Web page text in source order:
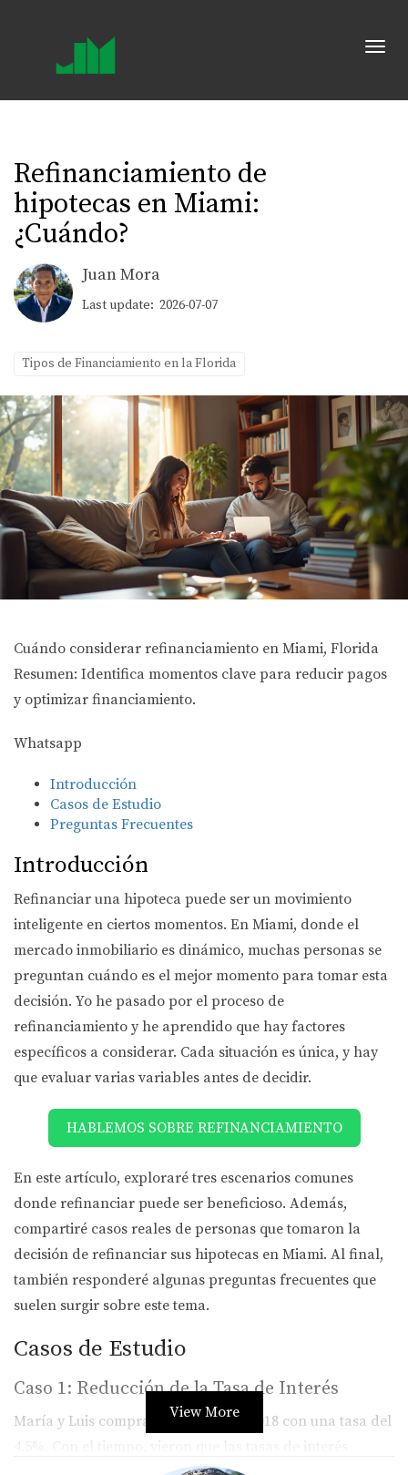
Refinanciamiento de
hipotecas en Miami:
¿Cuándo?
Juan Mora
Last update: 2026-07-07
Tipos de Financiamiento en la Florida
Cuándo considerar refinanciamiento en Miami, Florida
Resumen: Identifica momentos clave para reducir pagos
y optimizar financiamiento.
Whatsapp
Introducción
Casos de Estudio
Preguntas Frecuentes
Introducción
Refinanciar una hipoteca puede ser un movimiento
inteligente en ciertos momentos. En Miami, donde el
mercado inmobiliario es dinámico, muchas personas se
preguntan cuándo es el mejor momento para tomar esta
decisión. Yo he pasado por el proceso de
refinanciamiento y he aprendido que hay factores
específicos a considerar. Cada situación es única, y hay
que evaluar varias variables antes de decidir.
HABLEMOS SOBRE REFINANCIAMIENTO
En este artículo, exploraré tres escenarios comunes
donde refinanciar puede ser beneficioso. Además,
compartiré casos reales de personas que tomaron la
decisión de refinanciar sus hipotecas en Miami. Al final,
también responderé algunas preguntas frecuentes que
suelen surgir sobre este tema.
Casos de Estudio
Caso 1: Reducción de la Tasa de Interés
María y Luis compraron su casa en 2018 con una tasa del
View More